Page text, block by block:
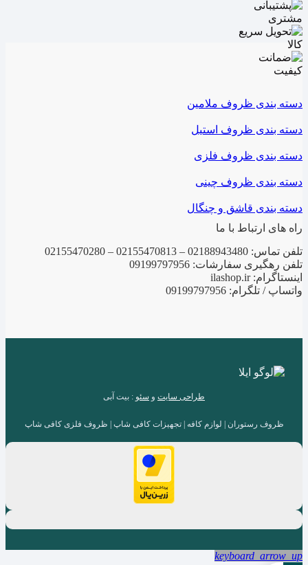
دسته بندی ظروف ملامین
دسته بندی ظروف استیل
دسته بندی ظروف فلزی
دسته بندی ظروف چینی
دسته بندی قاشق و چنگال
راه های ارتباط با ما
تلفن تماس: 02188943480 – 02155470813 – 02155470280
تلفن رهگیری سفارشات: 09199797956
اینستاگرام: ilashop.ir
واتساپ / تلگرام: 09199797956
طراحی سایت و سئو : بیت آبی
ظروف رستوران | لوازم کافه | تجهیزات کافی شاپ | ظروف فلزی کافی شاپ
keyboard_arrow_up